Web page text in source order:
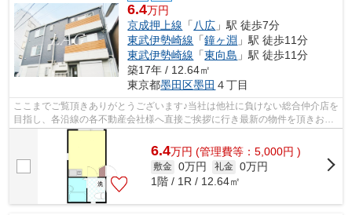
6.4万円
京成押上線 「 八広 」駅 徒歩7分
東武伊勢崎線 「鐘ヶ淵 」駅 徒歩11分
東武伊勢崎線 「東向島 」駅 徒歩11分
築17年 / 12.64㎡
東京都墨田区墨田 ４丁目
ここまでご覧頂きありがとうございます♪当社は他社に負けない総合仲介店を
目指し、各沿線の各不動産会社様へ直接ご挨拶に行き最新の物件を頂きお客
様へ提供しております！最新の情報は...
6.4万円 (管理費等：5,000円 )
敷金 0万円 礼金 0万円
1階 / 1R / 12.64㎡